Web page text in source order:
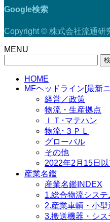
Google検索
Copyright © 株式会社流通研
MENU
HOME
MFヘッドライン[最新
経営／政策
物流・生産拠点
ＩＴ･マテハン
物流･３ＰＬ
グローバル
その他
2022年2月15日
産業名鑑
産業名鑑INDEX
1.総合物流システ
2.産業車輌・小型
3.搬送機器・シス